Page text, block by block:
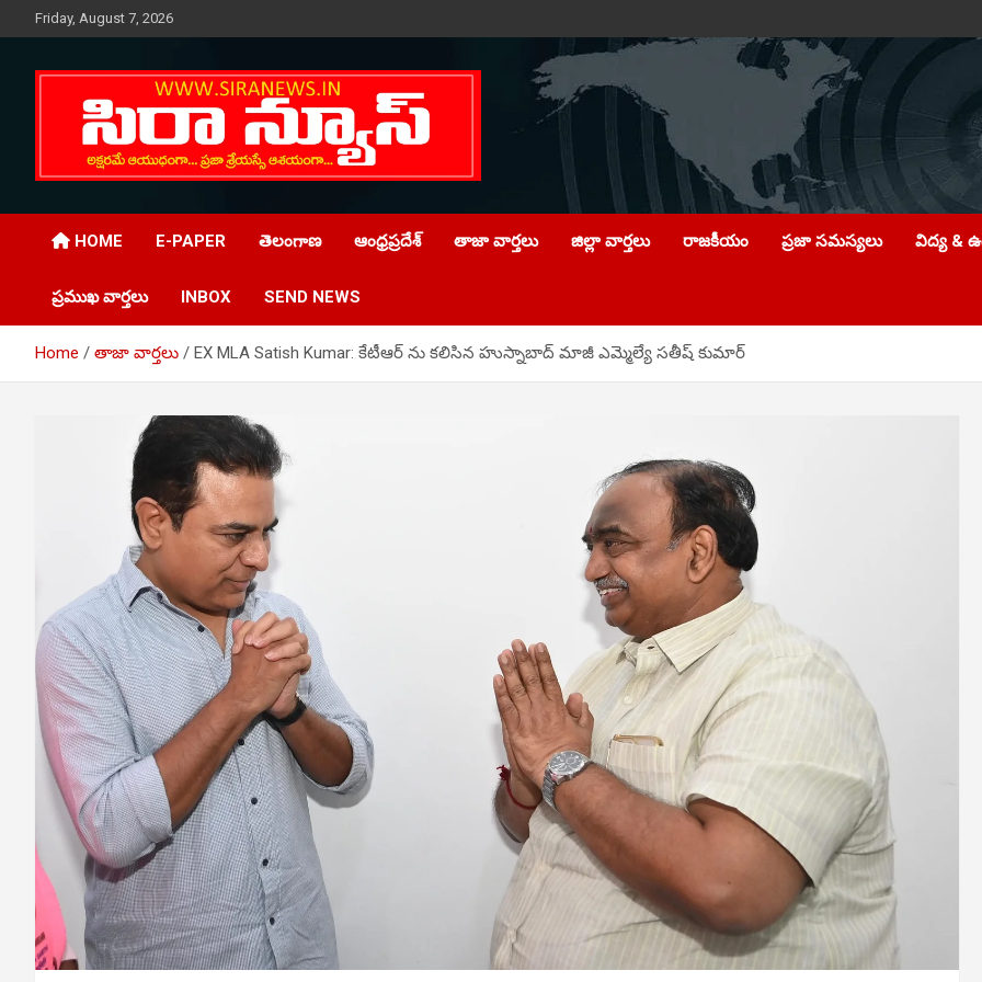
to
Friday, August 7, 2026
SIRA NEWS
HOME E-PAPER తెలంగాణ ఆంధ్రప్రదేశ్ తాజా వార్తలు జిల్లా వార్తలు రాజకీయం ప్రజా సమస్యలు విద్య &
ప్రముఖ వార్తలు INBOX SEND NEWS
Home తాజా వార్తలు EX MLA Satish Kumar: కేటీఆర్ ను కలిసిన హుస్నాబాద్ మాజీ ఎమ్మెల్యే సతీష్ కుమార్